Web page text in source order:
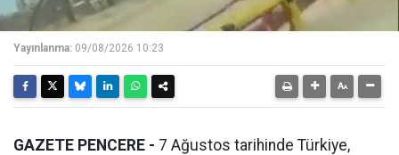
Yayınlanma: 09/08/2026 10:23
GAZETE PENCERE - 7 Ağustos tarihinde Türkiye,